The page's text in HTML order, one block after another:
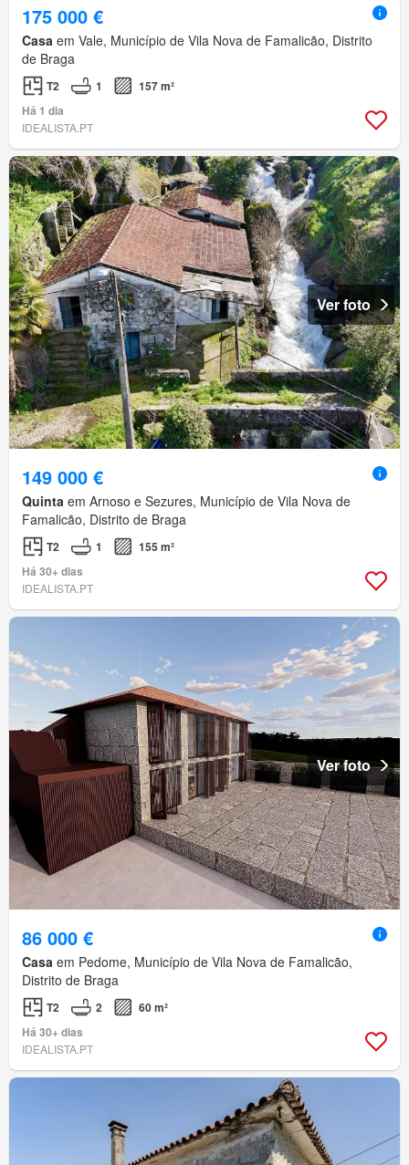
175 000 €
Casa em Vale, Município de Vila Nova de Famalicão, Distrito
de Braga
T2 1
157 m²
Há 1 dia
IDEALISTA.PT
Ver foto
149 000 €
Quinta em Arnoso e Sezures, Município de Vila Nova de
Famalicão, Distrito de Braga
T2 1
155 m²
Há 30+ dias
IDEALISTA.PT
Ver foto
86 000 €
Casa em Pedome, Município de Vila Nova de Famalicão,
Distrito de Braga
T2 2
60 m²
Há 30+ dias
IDEALISTA.PT